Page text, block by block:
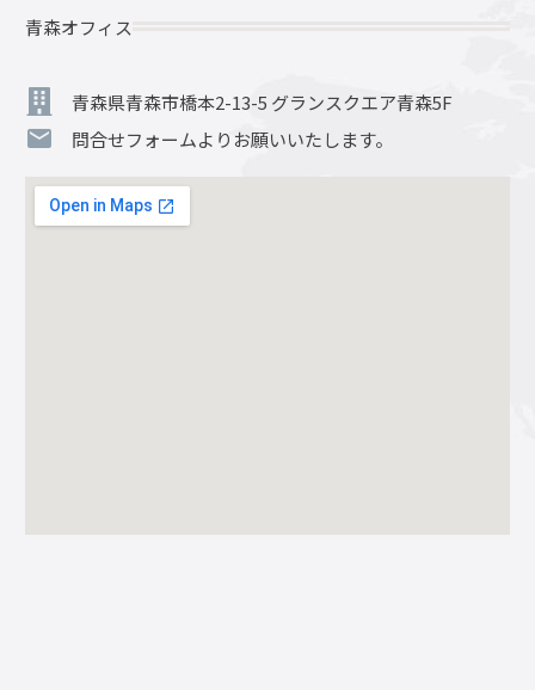
青森オフィス
青森県青森市橋本2-13-5 グランスクエア青森5F
問合せフォームよりお願いいたします。